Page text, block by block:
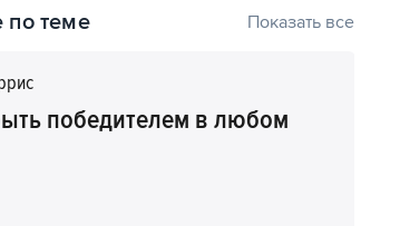
Из чего состоит обычный день
Майка Тайсона
бизнесе
по теме Показать все
победителем в любом